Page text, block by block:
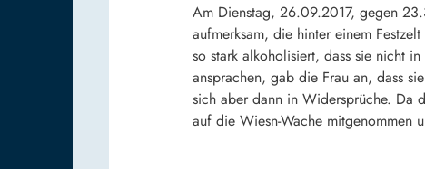
Am Dienstag, 26.09.2017, gegen
aufmerksam, die hinter einem
so stark alkoholisiert, dass sie nicht
ansprachen, gab die Frau an, dass
sich aber dann in Widersprüche. Da
auf die Wiesn-Wache mitgenommen